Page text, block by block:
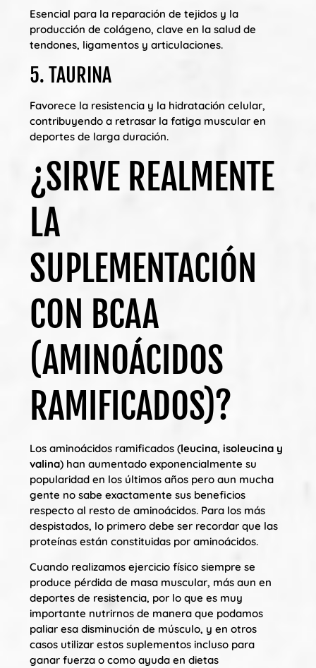
Esencial para la reparación de tejidos y la
producción de colágeno, clave en la salud de
tendones, ligamentos y articulaciones.
5. TAURINA
Favorece la resistencia y la hidratación celular,
contribuyendo a retrasar la fatiga muscular en
deportes de larga duración.
¿SIRVE REALMENTE
LA
SUPLEMENTACIÓN
CON BCAA
(AMINOÁCIDOS
RAMIFICADOS)?
Los aminoácidos ramificados (leucina, isoleucina y
valina) han aumentado exponencialmente su
popularidad en los últimos años pero aun mucha
gente no sabe exactamente sus beneficios
respecto al resto de aminoácidos. Para los más
despistados, lo primero debe ser recordar que las
proteínas están constituidas por aminoácidos.
Cuando realizamos ejercicio físico siempre se
produce pérdida de masa muscular, más aun en
deportes de resistencia, por lo que es muy
importante nutrirnos de manera que podamos
paliar esa disminución de músculo, y en otros
casos utilizar estos suplementos incluso para
ganar fuerza o como ayuda en dietas